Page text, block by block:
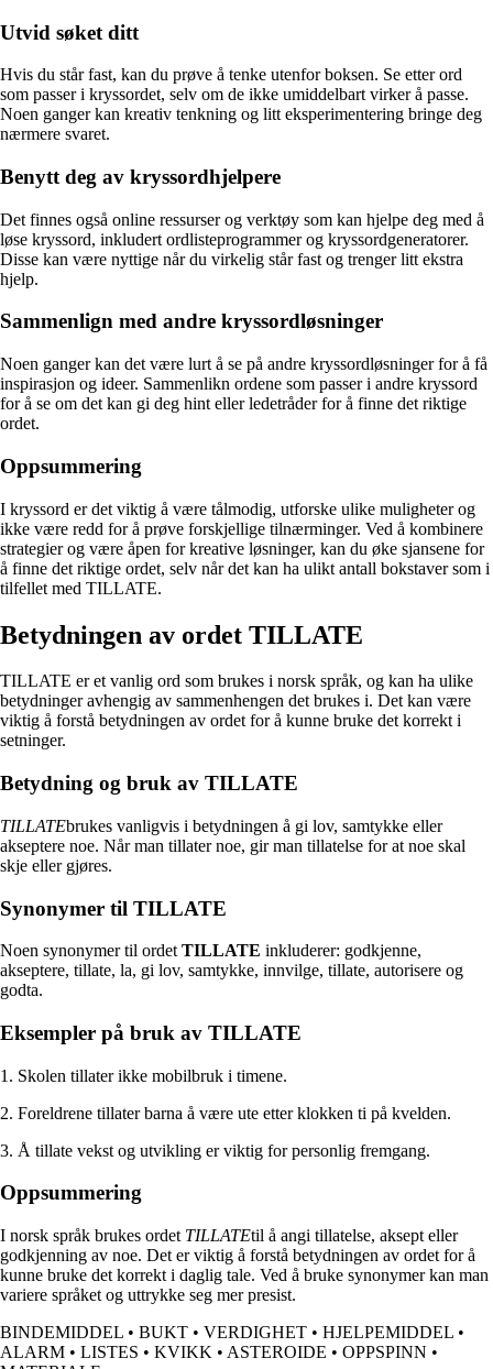
Utvid søket ditt
Hvis du står fast, kan du prøve å tenke utenfor boksen. Se etter ord
som passer i kryssordet, selv om de ikke umiddelbart virker å passe.
Noen ganger kan kreativ tenkning og litt eksperimentering bringe deg
nærmere svaret.
Benytt deg av kryssordhjelpere
Det finnes også online ressurser og verktøy som kan hjelpe deg med å
løse kryssord, inkludert ordlisteprogrammer og kryssordgeneratorer.
Disse kan være nyttige når du virkelig står fast og trenger litt ekstra
hjelp.
Sammenlign med andre kryssordløsninger
Noen ganger kan det være lurt å se på andre kryssordløsninger for å få
inspirasjon og ideer. Sammenlikn ordene som passer i andre kryssord
for å se om det kan gi deg hint eller ledetråder for å finne det riktige
ordet.
Oppsummering
I kryssord er det viktig å være tålmodig, utforske ulike muligheter og
ikke være redd for å prøve forskjellige tilnærminger. Ved å kombinere
strategier og være åpen for kreative løsninger, kan du øke sjansene for
å finne det riktige ordet, selv når det kan ha ulikt antall bokstaver som i
tilfellet med TILLATE.
Betydningen av ordet TILLATE
TILLATE er et vanlig ord som brukes i norsk språk, og kan ha ulike
betydninger avhengig av sammenhengen det brukes i. Det kan være
viktig å forstå betydningen av ordet for å kunne bruke det korrekt i
setninger.
Betydning og bruk av TILLATE
TILLATEbrukes vanligvis i betydningen å gi lov, samtykke eller
akseptere noe. Når man tillater noe, gir man tillatelse for at noe skal
skje eller gjøres.
Synonymer til TILLATE
Noen synonymer til ordet TILLATE inkluderer: godkjenne,
akseptere, tillate, la, gi lov, samtykke, innvilge, tillate, autorisere og
godta.
Eksempler på bruk av TILLATE
1. Skolen tillater ikke mobilbruk i timene.
2. Foreldrene tillater barna å være ute etter klokken ti på kvelden.
3. Å tillate vekst og utvikling er viktig for personlig fremgang.
Oppsummering
I norsk språk brukes ordet TILLATEtil å angi tillatelse, aksept eller
godkjenning av noe. Det er viktig å forstå betydningen av ordet for å
kunne bruke det korrekt i daglig tale. Ved å bruke synonymer kan man
variere språket og uttrykke seg mer presist.
BINDEMIDDEL • BUKT • VERDIGHET • HJELPEMIDDEL •
ALARM • LISTES • KVIKK • ASTEROIDE • OPPSPINN •